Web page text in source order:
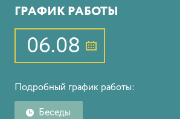
ГРАФИК РАБОТЫ
06.08
Подробный график работы:
Беседы